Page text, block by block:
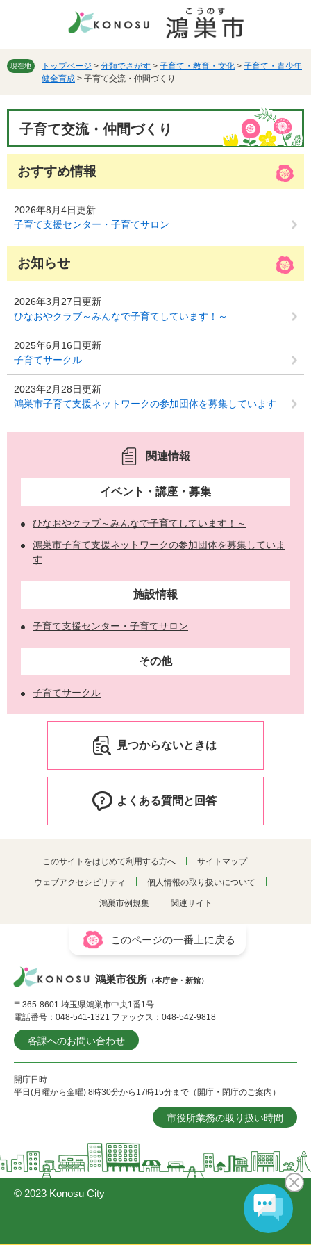
先
す。
を
し
文
現在地 トップページ > 分類でさがす > 子育て・教育・文化 > 子育て・青少年
健全育成 > 子育て交流・仲間づくり
子育て交流・仲間づくり
おすすめ情報
2026年8月4日更新
子育て支援センター・子育てサロン
お知らせ
2026年3月27日更新
ひなおやクラブ～みんなで子育てしています！～
2025年6月16日更新
子育てサークル
2023年2月28日更新
鴻巣市子育て支援ネットワークの参加団体を募集しています
関連情報
イベント・講座・募集
ひなおやクラブ～みんなで子育てしています！～
鴻巣市子育て支援ネットワークの参加団体を募集していま
す
施設情報
子育て支援センター・子育てサロン
その他
子育てサークル
見つからないときは
よくある質問と回答
このサイトをはじめて利用する方へ サイトマップ
ウェブアクセシビリティ 個人情報の取り扱いについて
鴻巣市例規集 関連サイト
このページの一番上に戻る
鴻巣市役所 （本庁舎・新館）
〒365-8601 埼玉県鴻巣市中央1番1号
電話番号：048-541-1321 ファックス：048-542-9818
各課へのお問い合わせ
開庁日時
平日(月曜から金曜) 8時30分から17時15分まで（開庁・閉庁のご案内）
市役所業務の取り扱い時間
© 2023 Konosu City